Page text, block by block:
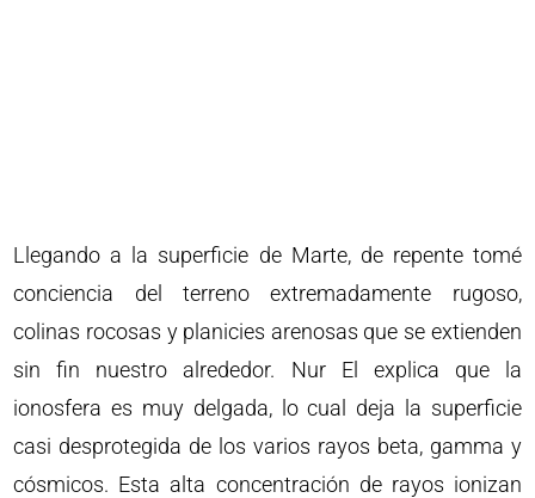
Llegando a la superficie de Marte, de repente tomé
conciencia del terreno extremadamente rugoso,
colinas rocosas y planicies arenosas que se extienden
sin fin nuestro alrededor. Nur El explica que la
ionosfera es muy delgada, lo cual deja la superficie
casi desprotegida de los varios rayos beta, gamma y
cósmicos. Esta alta concentración de rayos ionizan